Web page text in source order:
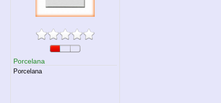
Porcelana
Porcelana